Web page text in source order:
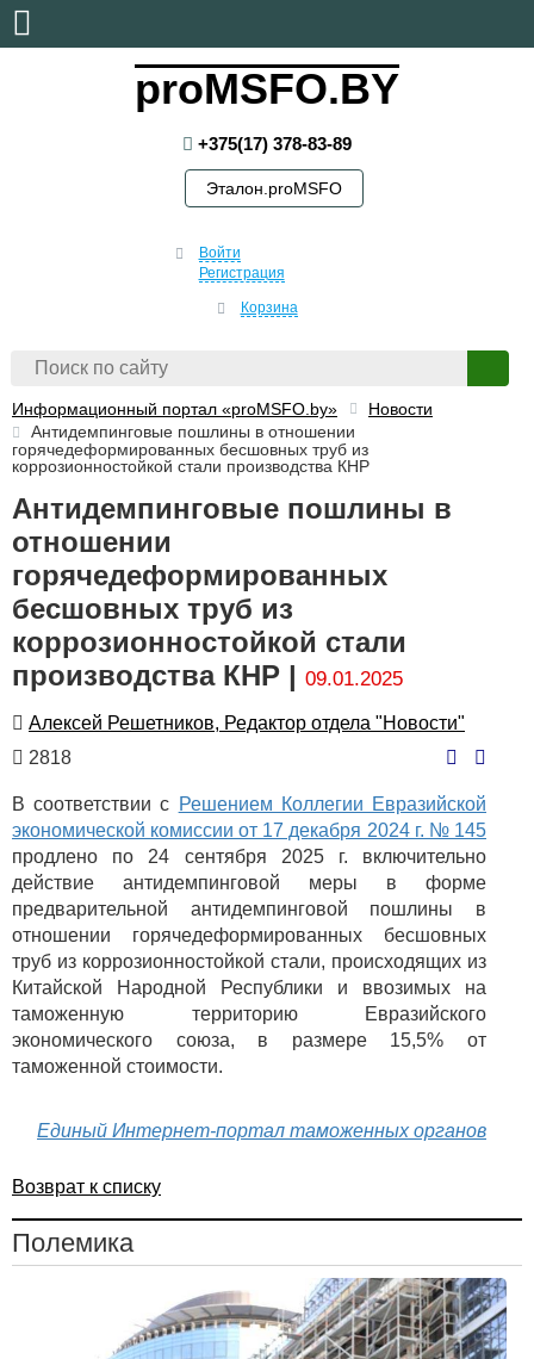
proMSFO.BY
+375(17) 378-83-89
Эталон.proMSFO
Войти
Регистрация
Корзина
Информационный портал «proMSFO.by»
Новости
Антидемпинговые пошлины в отношении
горячедеформированных бесшовных труб из
коррозионностойкой стали производства КНР
Антидемпинговые пошлины в
отношении
горячедеформированных
бесшовных труб из
коррозионностойкой стали
производства КНР | 09.01.2025
Автор
Алексей Решетников, Редактор отдела "Новости"
Количество
2818
В соответствии с Решением Коллегии Евразийской
экономической комиссии от 17 декабря 2024 г. № 145
продлено по 24 сентября 2025 г. включительно
действие антидемпинговой меры в форме
предварительной антидемпинговой пошлины в
отношении горячедеформированных бесшовных
труб из коррозионностойкой стали, происходящих из
Китайской Народной Республики и ввозимых на
таможенную территорию Евразийского
экономического союза, в размере 15,5% от
таможенной стоимости.
Единый Интернет-портал таможенных органов
Возврат к списку
Полемика